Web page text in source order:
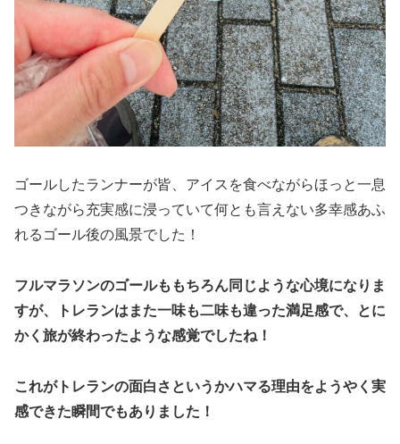
ゴールしたランナーが皆、アイスを食べながらほっと一息
つきながら充実感に浸っていて何とも言えない多幸感あふ
れるゴール後の風景でした！
フルマラソンのゴールももちろん同じような心境になりま
すが、トレランはまた一味も二味も違った満足感で、とに
かく旅が終わったような感覚でしたね！
これがトレランの面白さというかハマる理由をようやく実
感できた瞬間でもありました！